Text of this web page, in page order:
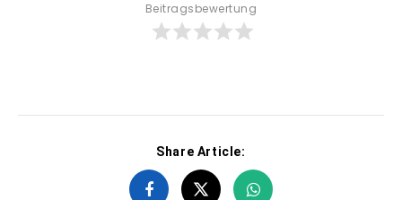
Beitragsbewertung
Share Article: